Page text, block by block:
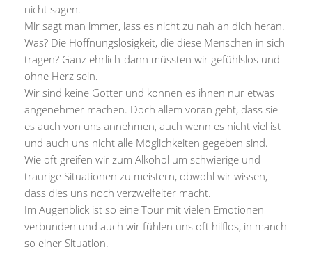
nicht sagen.
Mir sagt man immer, lass es nicht zu nah an dich heran.
Was? Die Hoffnungslosigkeit, die diese Menschen in sich
tragen? Ganz ehrlich-dann müssten wir gefühlslos und
ohne Herz sein.
Wir sind keine Götter und können es ihnen nur etwas
angenehmer machen. Doch allem voran geht, dass sie
es auch von uns annehmen, auch wenn es nicht viel ist
und auch uns nicht alle Möglichkeiten gegeben sind.
Wie oft greifen wir zum Alkohol um schwierige und
traurige Situationen zu meistern, obwohl wir wissen,
dass dies uns noch verzweifelter macht.
Im Augenblick ist so eine Tour mit vielen Emotionen
verbunden und auch wir fühlen uns oft hilflos, in manch
so einer Situation.